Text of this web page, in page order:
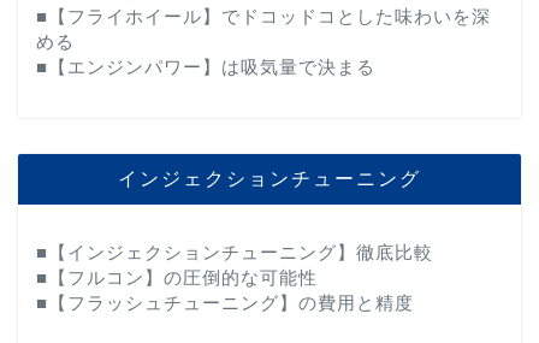
■【フライホイール】でドコッドコとした味わいを深
める
■【エンジンパワー】は吸気量で決まる
インジェクションチューニング
■【インジェクションチューニング】徹底比較
■【フルコン】の圧倒的な可能性
■【フラッシュチューニング】の費用と精度